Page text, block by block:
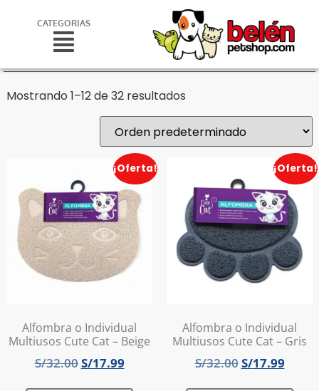
CATEGORIAS
Mostrando 1–12 de 32 resultados
¡Oferta!
Alfombra o Individual
Multiusos Cute Cat – Beige
S/32.00S/17.99
¡Oferta!
Alfombra o Individual
Multiusos Cute Cat – Gris
S/32.00S/17.99